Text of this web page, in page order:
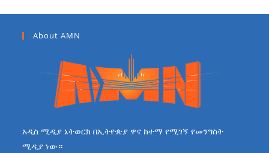
About AMN
አዲስ ሚዲያ ኔትወርክ በኢትዮጵያ ዋና ከተማ የሚገኝ የመንግስት
ሚዲያ ነው።